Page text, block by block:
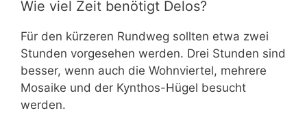
Wie viel Zeit benötigt Delos?
Für den kürzeren Rundweg sollten etwa zwei
Stunden vorgesehen werden. Drei Stunden sind
besser, wenn auch die Wohnviertel, mehrere
Mosaike und der Kynthos-Hügel besucht
werden.